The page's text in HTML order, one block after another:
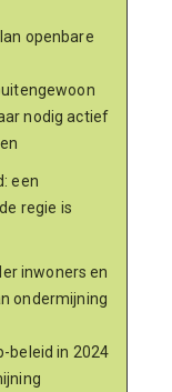
openbare
nodig actief
een
regie is
inwoners en
ondermijning
beleid in 2024